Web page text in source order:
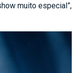
muito especial”,